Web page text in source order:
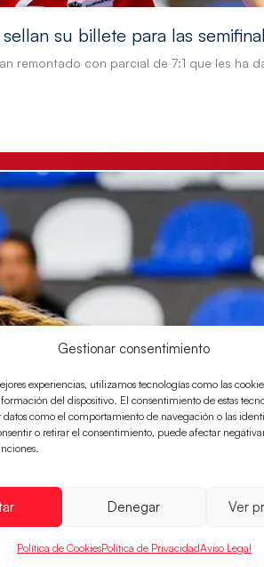
Gestionar consentimiento
experiencias, utilizamos tecnologías como las
del dispositivo. El consentimiento de estas
datos como el comportamiento de navegación o las
o retirar el consentimiento, puede afectar
Denegar Ver
Política de CookiesPolítica de PrivacidadAviso Legal
su billete para las
remontado con parcial de 7:1 que les ha